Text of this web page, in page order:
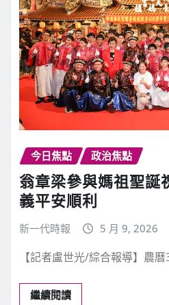
今日焦點 政治焦點
翁章梁參與媽祖聖誕
義平安順利
新一代時報 5 月 9, 2026
【記者盧世光/綜合報導】農
繼續閱讀